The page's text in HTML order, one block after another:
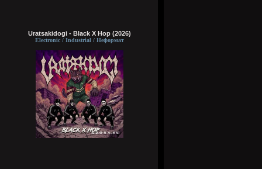
Uratsakidogi - Black X Hop (2026)
Electronic / Industrial / Неформат